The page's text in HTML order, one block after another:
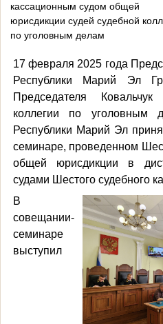
кассационным судом общей
юрисдикции судей судебной
по уголовным делам
17 февраля 2025 года
Республики Марий Эл
Председателя
коллегии по уголовным
Республики Марий Эл
семинаре, проведенном
общей юрисдикции в
судами Шестого судебного
В
совещании-
семинаре
выступил